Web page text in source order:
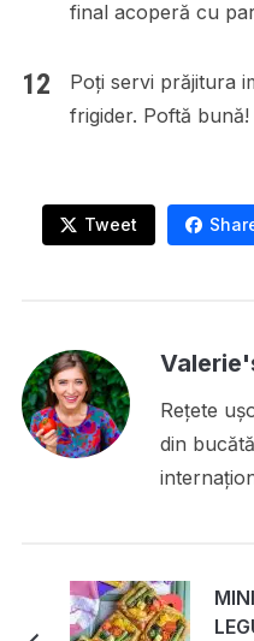
final acoperă cu
Poți servi prăjitura
frigider. Poftă bună!
Tweet
Rețete
din